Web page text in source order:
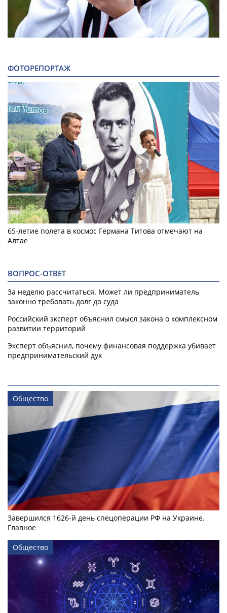
ФОТОРЕПОРТАЖ
65-летие полета в космос Германа Титова отмечают на
Алтае
ВОПРОС-ОТВЕТ
За неделю рассчитаться. Может ли предприниматель
законно требовать долг до суда
Российский эксперт объяснил смысл закона о комплексном
развитии территорий
Эксперт объяснил, почему финансовая поддержка убивает
предпринимательский дух
Общество
Завершился 1626-й день спецоперации РФ на Украине.
Главное
Общество